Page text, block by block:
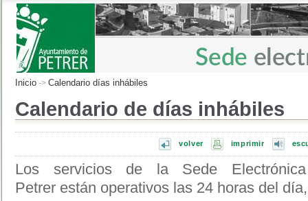
Inicio ->Calendario días inhábiles
Calendario de días inhábiles
volver imprimir
Los servicios de la Sede
Petrer están operativos las 24 horas del